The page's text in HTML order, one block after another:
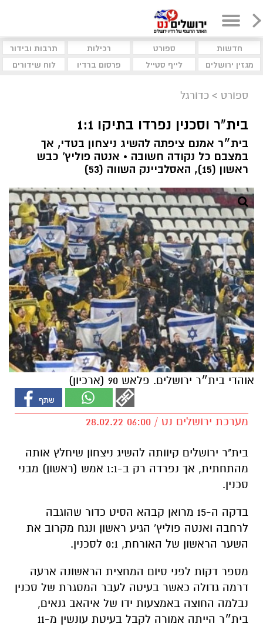
חדשות ספורט רכילות
תרבות ובידור
מגזין ירושלים
לייף סטייל פרסום ברדיו לוח שידורים
ספורט > כדורגל
בית"ר וסכנין נפרדו בתיקו 1:1
בית״ר אמנם ציפתה להשיג ניצחון בטדי, אך
במצבם כל נקודה חשובה • אנטה פוליץ' כבש
ראשון (15), האסלביינק השווה (53)
אוהדי בית״ר ירושלים. פלאש 90 (ארכיון)
מערכת ירושלים נט / 06:00 28.02.22
בית"ר ירושלים קיוותה להשיג ניצחון שיחלץ אותה
מהתחתית, אך נפרדה רק ב-1:1 אמש (ראשון) מבני
סכנין.
ב
דקה ה-15 מרואן קבהא הסיט כדור שהוגבה
לרחבה ואנטה פוליץ' הגיע ראשון ונגח מקרוב את
השער הראשון של האורחת, 0:1 לסכנין.
מספר דקות לפני סיום המחצית הראשונה ארעה
דרמה גדולה כאשר בעיטה לעבר המסגרת של סכנין
נבלמה החוצה באמצעות ידו של איהאב גנאים,
בית״ר הייתה אמורה לקבל בעיטת עונשין מ-11